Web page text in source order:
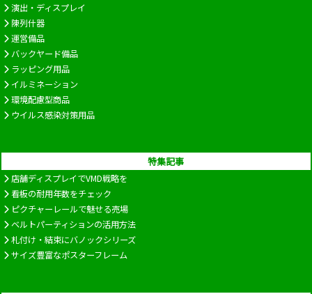
演出・ディスプレイ
陳列什器
運営備品
バックヤード備品
ラッピング用品
イルミネーション
環境配慮型商品
ウイルス感染対策用品
特集記事
店舗ディスプレイでVMD戦略を
看板の耐用年数をチェック
ピクチャーレールで魅せる売場
ベルトパーティションの活用方法
札付け・結束にバノックシリーズ
サイズ豊富なポスターフレーム